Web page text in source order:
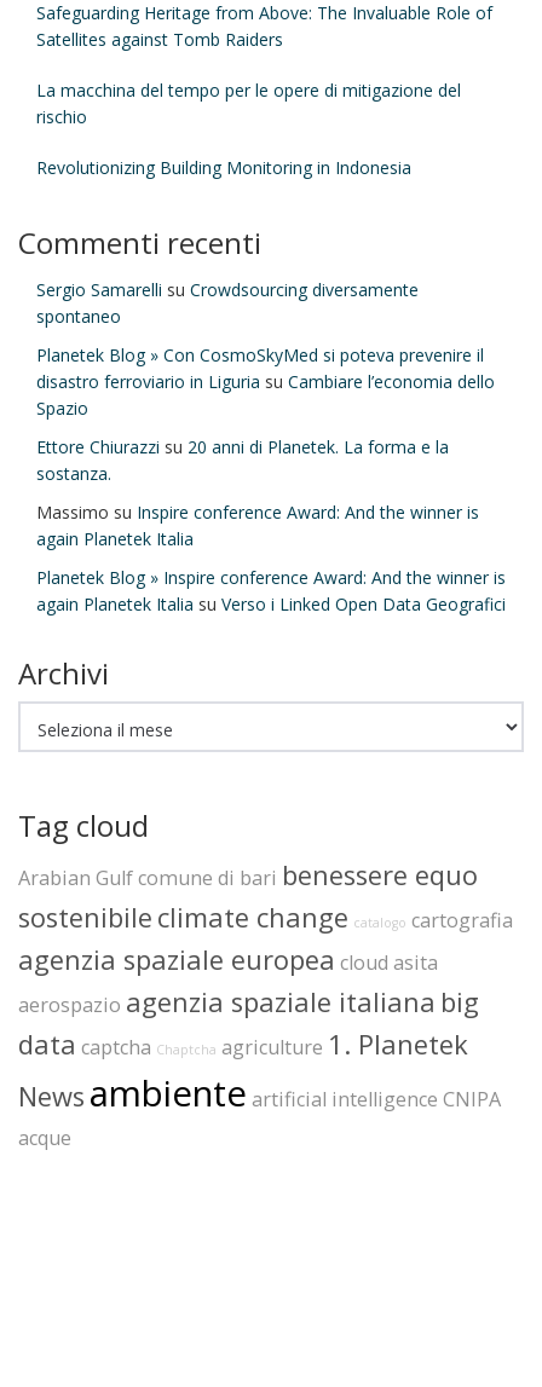
Safeguarding Heritage from Above: The Invaluable Role of
Satellites against Tomb Raiders
La macchina del tempo per le opere di mitigazione del
rischio
Revolutionizing Building Monitoring in Indonesia
Commenti recenti
Sergio Samarelli su Crowdsourcing diversamente
spontaneo
Planetek Blog » Con CosmoSkyMed si poteva prevenire il
disastro ferroviario in Liguria su Cambiare l’economia dello
Spazio
Ettore Chiurazzi su 20 anni di Planetek. La forma e la
sostanza.
Massimo su Inspire conference Award: And the winner is
again Planetek Italia
Planetek Blog » Inspire conference Award: And the winner is
again Planetek Italia su Verso i Linked Open Data Geografici
Archivi
Tag cloud
Arabian Gulfcomune di bari benessere equo
sostenibile climate change catalogo cartografia
agenzia spaziale europea cloud asita
aerospazio agenzia spaziale italiana big
data captcha Chaptcha agriculture 1. Planetek
News ambiente artificial intelligence CNIPA
acque